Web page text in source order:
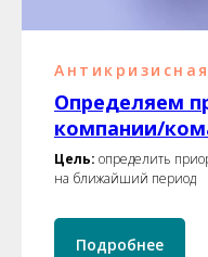
Определяем
компании/
Цель: определить
на ближайший период
Подробнее